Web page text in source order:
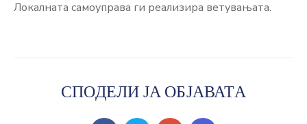
Локалната самоуправа ги реализира ветувањата.
СПОДЕЛИ ЈА ОБЈАВАТА